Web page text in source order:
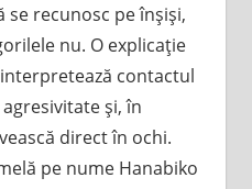
se recunosc pe înşişi,
nu. O explicaţie
contactul
şi, în
direct în ochi.
pe nume Hanabiko